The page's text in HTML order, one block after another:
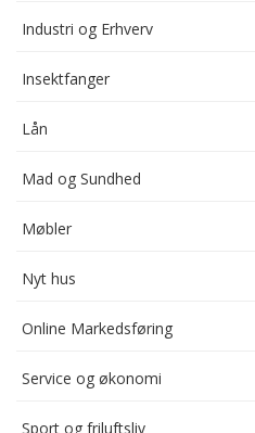
Industri og Erhverv
Insektfanger
Lån
Mad og Sundhed
Møbler
Nyt hus
Online Markedsføring
Service og økonomi
Sport og friluftsliv